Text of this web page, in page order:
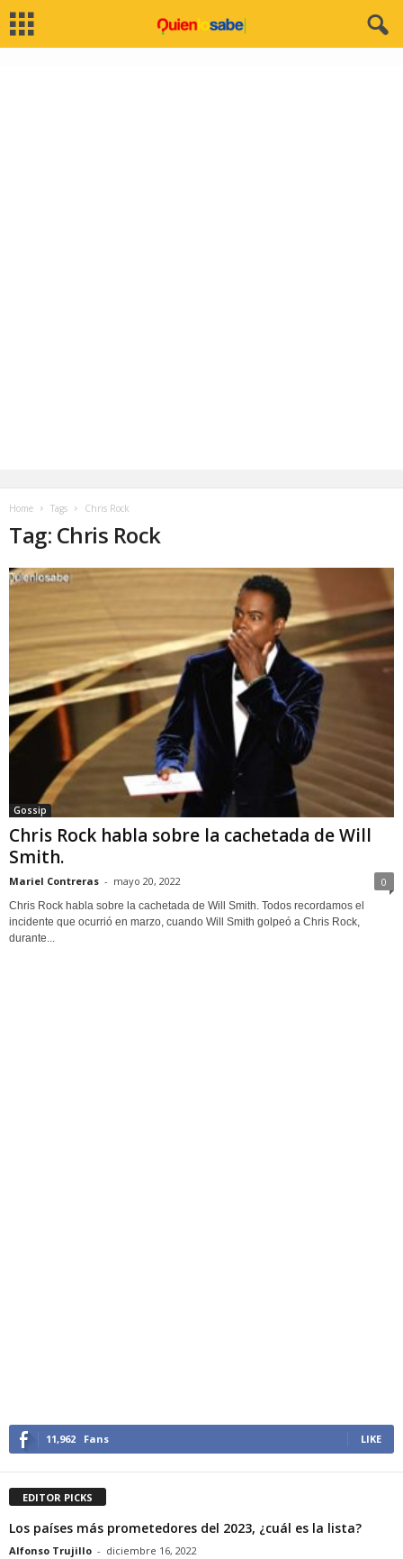
Home Tags Chris Rock
Tag: Chris Rock
Gossip
Chris Rock habla sobre la cachetada de Will
Smith.
Mariel Contreras - mayo 20, 2022 0
Chris Rock habla sobre la cachetada de Will Smith. Todos recordamos el
incidente que ocurrió en marzo, cuando Will Smith golpeó a Chris Rock,
durante...
11,962 Fans LIKE
EDITOR PICKS
Los países más prometedores del 2023, ¿cuál es la lista?
Alfonso Trujillo - diciembre 16, 2022